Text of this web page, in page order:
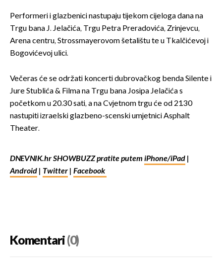
Performeri i glazbenici nastupaju tijekom cijeloga dana na
Trgu bana J. Jelačića, Trgu Petra Preradovića, Zrinjevcu,
Arena centru, Strossmayerovom šetalištu te u Tkalčićevoj i
Bogovićevoj ulici.
Večeras će se održati koncerti dubrovačkog benda Silente i
Jure Stublića & Filma na Trgu bana Josipa Jelačića s
početkom u 20.30 sati, a na Cvjetnom trgu će od 21.30
nastupiti izraelski glazbeno-scenski umjetnici Asphalt
Theater.
DNEVNIK.hr SHOWBUZZ pratite putem iPhone/iPad |
Android | Twitter | Facebook
Komentari(0)